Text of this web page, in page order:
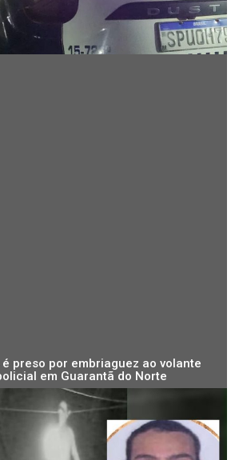
preso por embriaguez ao volante
em Guarantã do Norte